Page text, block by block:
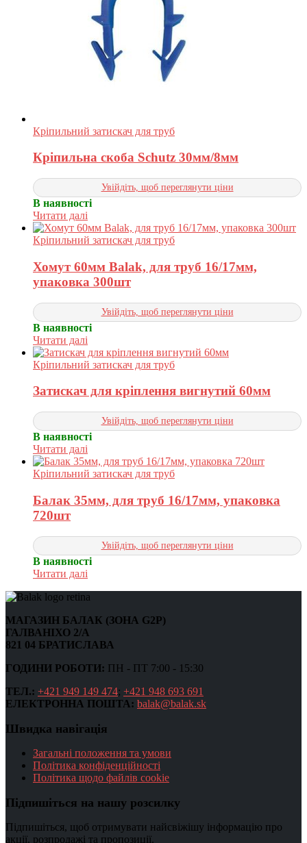
Кріпильний затискач для труб
Кріпильна скоба Schutz 30мм/8мм
Увійдіть, щоб переглянути ціни
В наявності
Читати далі
Кріпильний затискач для труб
Хомут 60мм Balak, для труб 16/17мм,
упаковка 300шт
Увійдіть, щоб переглянути ціни
В наявності
Читати далі
Кріпильний затискач для труб
Затискач для кріплення вигнутий 60мм
Увійдіть, щоб переглянути ціни
В наявності
Читати далі
Кріпильний затискач для труб
Балак 35мм, для труб 16/17мм, упаковка
720шт
Увійдіть, щоб переглянути ціни
В наявності
Читати далі
МАГАЗИН БАЛАК (ЗОНА G2P)
ГАЛВАНІХО 2/А
821 04 БРАТИСЛАВА
ГОДИНИ РОБОТИ: ПН - ПТ 7:00 - 15:30
ТЕЛ.: +421 949 149 474; +421 948 693 691
ЕЛЕКТРОННА ПОШТА: balak@balak.sk
Швидка навігація
Загальні положення та умови
Політика конфіденційності
Політика щодо файлів cookie
Підпишіться на нашу розсилку
Підпишіться, щоб отримувати найсвіжішу інформацію про
акції, розпродажі та пропозиції.